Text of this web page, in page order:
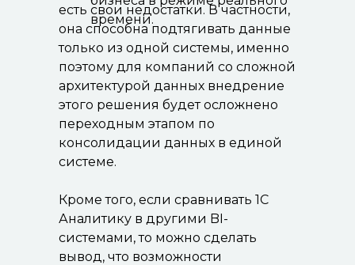
времени.
есть свои недостатки. В частности,
она способна подтягивать данные
только из одной системы, именно
поэтому для компаний со сложной
архитектурой данных внедрение
этого решения будет осложнено
переходным этапом по
консолидации данных в единой
системе.
Кроме того, если сравнивать 1С
Аналитику в другими BI-
системами, то можно сделать
вывод, что возможности